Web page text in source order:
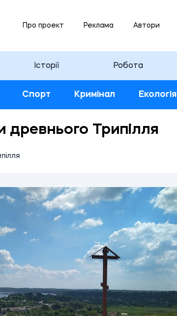
Про проект Реклама Автори
Історії Робота
Спорт Кримінал Екологія
древнього Трипілля